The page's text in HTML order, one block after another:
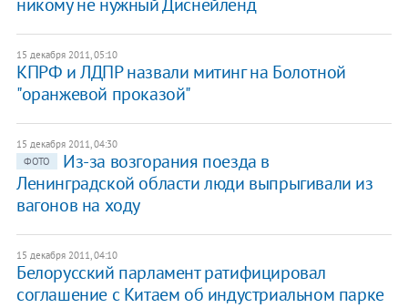
никому не нужный Диснейленд
15 декабря 2011, 05:10
КПРФ и ЛДПР назвали митинг на Болотной
"оранжевой проказой"
15 декабря 2011, 04:30
ФОТО
Из-за возгорания поезда в
Ленинградской области люди выпрыгивали из
вагонов на ходу
15 декабря 2011, 04:10
Белорусский парламент ратифицировал
соглашение с Китаем об индустриальном парке